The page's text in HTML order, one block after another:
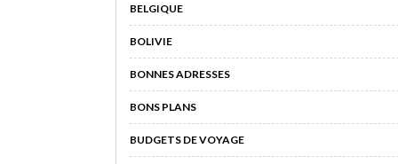
BELGIQUE
BOLIVIE
BONNES ADRESSES
BONS PLANS
BUDGETS DE VOYAGE